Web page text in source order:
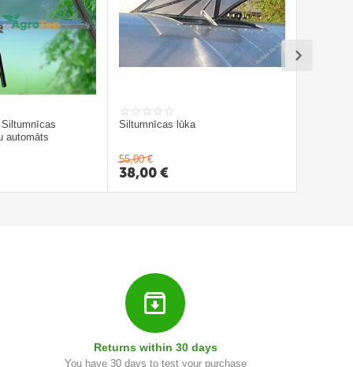
automāts
Siltumnīcas lūka​
55,00 €
38,00€
Returns within 30 days
You have 30 days to test your purchase